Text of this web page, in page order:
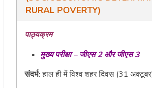
RURAL POVERTY)
पाठ्यक्रम
मुख्य परीक्षा – जीएस 2 और जीएस 3
संदर्भ:हाल ही में विश्व शहर दिवस (31